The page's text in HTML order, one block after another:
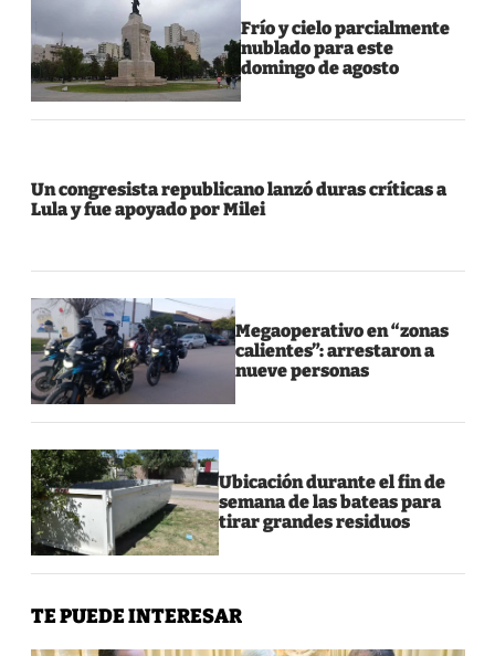
Frío y cielo parcialmente
nublado para este
domingo de agosto
Un congresista republicano lanzó duras críticas a
Lula y fue apoyado por Milei
Megaoperativo en “zonas
calientes”: arrestaron a
nueve personas
Ubicación durante el fin de
semana de las bateas para
tirar grandes residuos
TE PUEDE INTERESAR